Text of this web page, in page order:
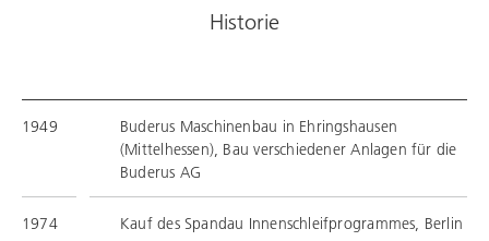
Historie
1949
Buderus Maschinenbau in Ehringshausen
(Mittelhessen), Bau verschiedener Anlagen für die
Buderus AG
1974 Kauf des Spandau Innenschleifprogrammes, Berlin